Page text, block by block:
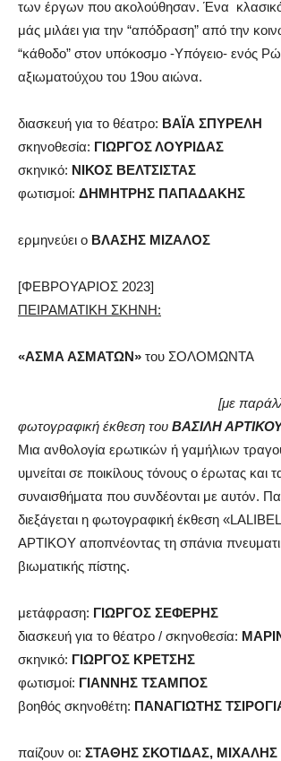
των έργων που ακολούθησαν. Ένα
μάς μιλάει για την “απόδραση” από την
“κάθοδο” στον υπόκοσμο -Υπόγειο- ενός
αξιωματούχου του 19ου αιώνα.
διασκευή για το θέατρο: ΒΑΪΑ ΣΠΥΡΕΛΗ
σκηνοθεσία: ΓΙΩΡΓΟΣ ΛΟΥΡΙΔΑΣ
σκηνικό: ΝΙΚΟΣ ΒΕΛΤΣΙΣΤΑΣ
φωτισμοί: ΔΗΜΗΤΡΗΣ ΠΑΠΑΔΑΚΗΣ
ερμηνεύει ο ΒΛΑΣΗΣ ΜΙΖΑΛΟΣ
[ΦΕΒΡΟΥΑΡΙΟΣ 2023]
ΠΕΙΡΑΜΑΤΙΚΗ ΣΚΗΝΗ:
«ΑΣΜΑ ΑΣΜΑΤΩΝ» του ΣΟΛΟΜΩΝΤΑ
[με
φωτογραφική έκθεση του ΒΑΣΙΛΗ
Μια ανθολογία ερωτικών ή γαμήλιων
υμνείται σε ποικίλους τόνους ο έρωτας και
συναισθήματα που συνδέονται με αυτόν.
διεξάγεται η φωτογραφική έκθεση
ΑΡΤΙΚΟΥ αποπνέοντας τη σπάνια
βιωματικής πίστης.
μετάφραση: ΓΙΩΡΓΟΣ ΣΕΦΕΡΗΣ
διασκευή για το θέατρο / σκηνοθεσία:
σκηνικό: ΓΙΩΡΓΟΣ ΚΡΕΤΣΗΣ
φωτισμοί: ΓΙΑΝΝΗΣ ΤΣΑΜΠΟΣ
βοηθός σκηνοθέτη: ΠΑΝΑΓΙΩΤΗΣ
παίζουν οι: ΣΤΑΘΗΣ ΣΚΟΤΙΔΑΣ,